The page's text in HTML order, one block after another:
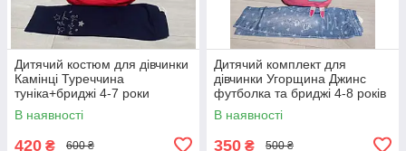
Дитячий костюм для дівчинки
Камінці Туреччина
туніка+бриджі 4-7 роки
В наявності
420 ₴ 600 ₴
Дитячий комплект для
дівчинки Угорщина Джинс
футболка та бриджі 4-8 років
В наявності
350 ₴ 500 ₴